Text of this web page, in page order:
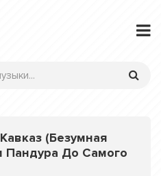
(Безумная
Пандура До Самого